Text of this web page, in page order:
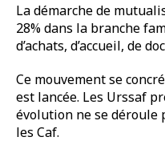
La démarche de
28% dans la branche
d’achats, d’accueil, de
Ce mouvement se
est lancée. Les Urssaf
évolution ne se déroule
les Caf.